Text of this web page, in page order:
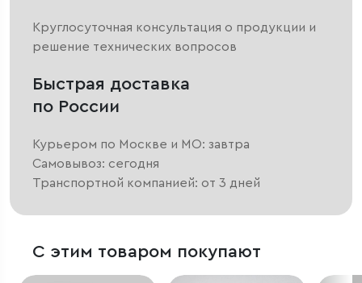
Круглосуточная консультация о продукции и
решение технических вопросов
Быстрая доставка
по России
Курьером по Москве и МО: завтра
Самовывоз: сегодня
Транспортной компанией: от 3 дней
С этим товаром покупают